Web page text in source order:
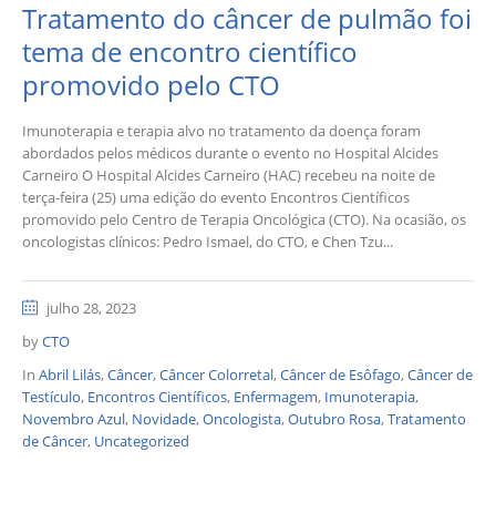
Tratamento do câncer de pulmão foi
tema de encontro científico
promovido pelo CTO
Imunoterapia e terapia alvo no tratamento da doença foram
abordados pelos médicos durante o evento no Hospital Alcides
Carneiro O Hospital Alcides Carneiro (HAC) recebeu na noite de
terça-feira (25) uma edição do evento Encontros Científicos
promovido pelo Centro de Terapia Oncológica (CTO). Na ocasião, os
oncologistas clínicos: Pedro Ismael, do CTO, e Chen Tzu...
julho 28, 2023
byCTO
In Abril Lilás,Câncer,Câncer Colorretal,Câncer de Esôfago,Câncer de
Testículo, Encontros Científicos, Enfermagem, Imunoterapia,
Novembro Azul, Novidade,Oncologista,Outubro Rosa,Tratamento
de Câncer, Uncategorized